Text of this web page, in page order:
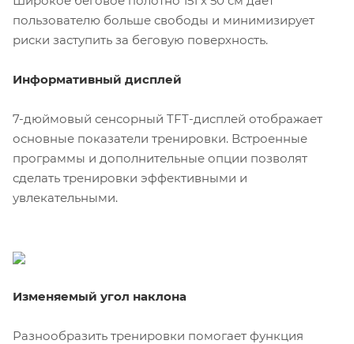
пользователю больше свободы и минимизирует
риски заступить за беговую поверхность.
Информативный дисплей
7-дюймовый сенсорный TFT-дисплей отображает
основные показатели тренировки. Встроенные
программы и дополнительные опции позволят
сделать тренировки эффективными и
увлекательными.
Изменяемый угол наклона
Разнообразить тренировки помогает функция